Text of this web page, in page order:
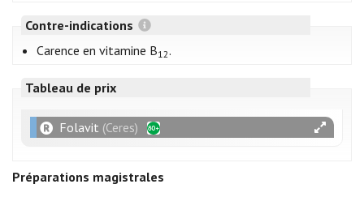
Contre-indications
Carence en vitamine B12.
Tableau de prix
Folavit (Ceres)
Préparations magistrales